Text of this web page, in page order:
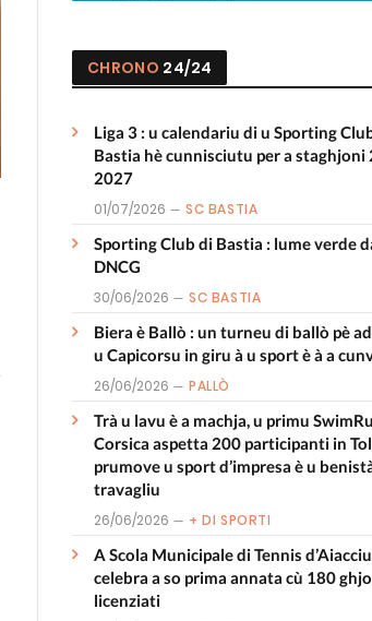
CHRONO 24/24
Liga 3 : u calendariu di u Sporting
Bastia hè cunnisciutu per a staghjoni
2027
01/07/2026 SC BASTIA
Sporting Club di Bastia : lume verde
DNCG
30/06/2026 SC BASTIA
Biera è Ballò : un turneu di ballò pè
u Capicorsu in giru à u sport è à a
26/06/2026 PALLÒ
Trà u lavu è a machja, u primu
Corsica aspetta 200 participanti in
prumove u sport d’impresa è u
travagliu
26/06/2026 + DI SPORTI
A Scola Municipale di Tennis d’Aiacciu
celebra a so prima annata cù 180
licenziati